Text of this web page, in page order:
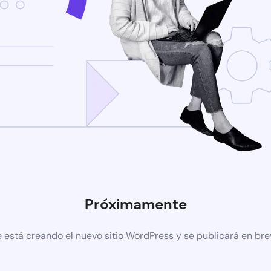
Próximamente
está creando el nuevo sitio WordPress y se publicará en